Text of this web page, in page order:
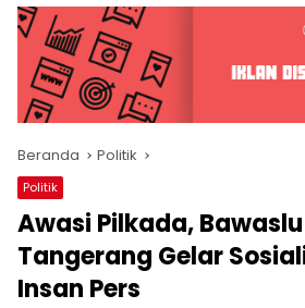
Beranda Politik
Politik
Awasi Pilkada,
Tangerang Gelar
Insan Pers